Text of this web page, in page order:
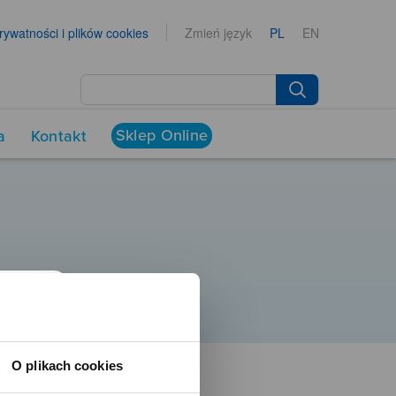
O plikach cookies
i plików cookies Zmień język PL EN
Kontakt Sklep Online